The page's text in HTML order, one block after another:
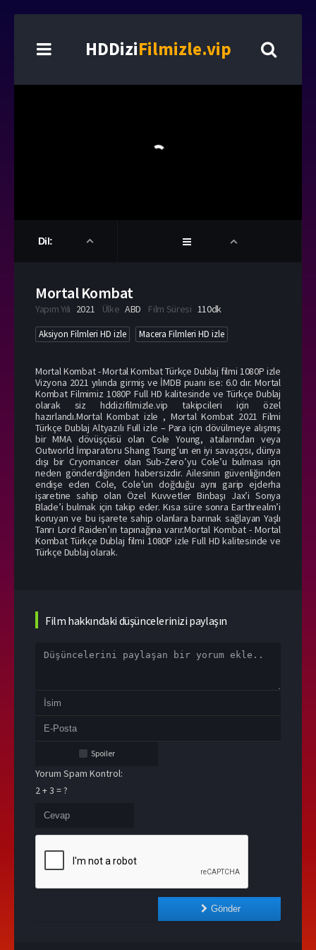
HDDiziFilmizle.vip
Dil:
Mortal Kombat
Yapım Yılı 2021 Ülke ABD Film Süresi 110dk
Aksiyon Filmleri HD izle Macera Filmleri HD izle
Mortal Kombat - Mortal Kombat Türkçe Dublaj filmi 1080P izle
Vizyona 2021 yılında girmiş ve İMDB puanı ise: 6.0 dır. Mortal
Kombat Filmimiz 1080P Full HD kalitesinde ve Türkçe Dublaj
olarak siz hddizifilmizle.vip takipcileri için özel
hazırlandı.Mortal Kombat izle , Mortal Kombat 2021 Filmi
Türkçe Dublaj Altyazılı Full izle – Para için dövülmeye alışmış
bir MMA dövüşçüsü olan Cole Young, atalarından veya
Outworld İmparatoru Shang Tsung’un en iyi savaşçısı, dünya
dışı bir Cryomancer olan Sub-Zero’yu Cole’u bulması için
neden gönderdiğinden habersizdir. Ailesinin güvenliğinden
endişe eden Cole, Cole’un doğduğu aynı garip ejderha
işaretine sahip olan Özel Kuvvetler Binbaşı Jax’i Sonya
Blade’i bulmak için takip eder. Kısa süre sonra Earthrealm’i
koruyan ve bu işarete sahip olanlara barınak sağlayan Yaşlı
Tanrı Lord Raiden’ın tapınağına varır.Mortal Kombat - Mortal
Kombat Türkçe Dublaj filmi 1080P izle Full HD kalitesinde ve
Türkçe Dublaj olarak.
Film hakkındaki düşüncelerinizi paylaşın
Spoiler
Yorum Spam Kontrol:
2 + 3 = ?
Gönder